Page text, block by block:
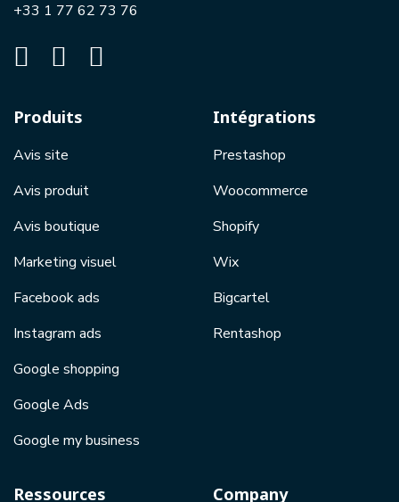
+33 1 77 62 73 76
Produits
Avis site
Avis produit
Avis boutique
Marketing visuel
Facebook ads
Instagram ads
Google shopping
Google Ads
Google my business
Intégrations
Prestashop
Woocommerce
Shopify
Wix
Bigcartel
Rentashop
Ressources Company